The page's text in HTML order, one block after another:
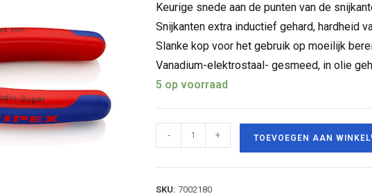
Keurige snede aan de punten van de
Snijkanten extra inductief gehard, hardheid
Slanke kop voor het gebruik op moeilijk
Vanadium-elektrostaal- gesmeed, in olie
5 op voorraad
- + TOEVOEGEN AAN
SKU: 7002180